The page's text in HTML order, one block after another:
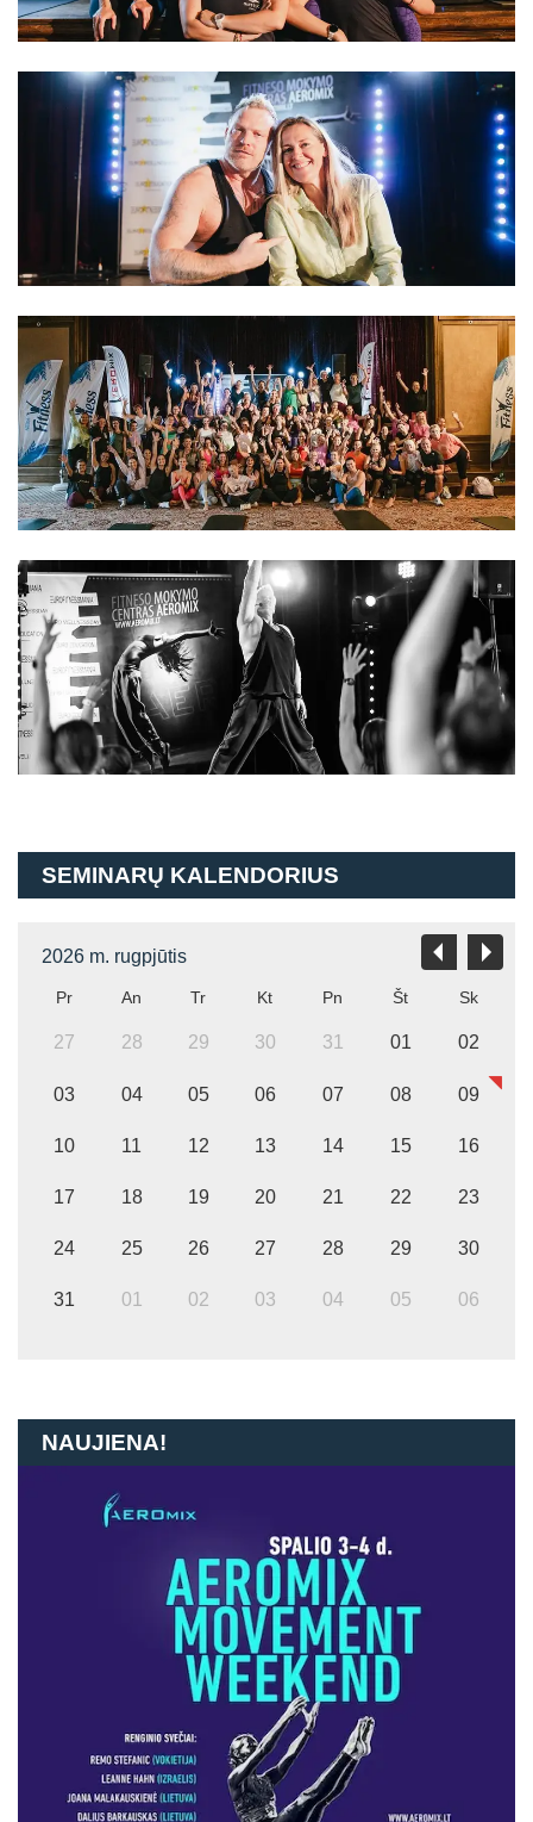
SEMINARŲ KALENDORIUS
2026 m. rugpjūtis
Pr An Tr Kt Pn Št Sk
27 28 29 30 31 01 02
03 04 05 06 07 08 09
10 11 12 13 14 15 16
17 18 19 20 21 22 23
24 25 26 27 28 29 30
31 01 02 03 04 05 06
NAUJIENA!